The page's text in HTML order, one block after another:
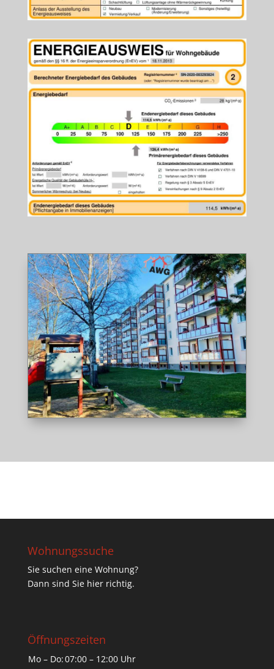
Wohnungssuche
Sie suchen eine Wohnung?
Dann sind Sie hier richtig.
Öffnungszeiten
Mo – Do:07:00 – 12:00 Uhr